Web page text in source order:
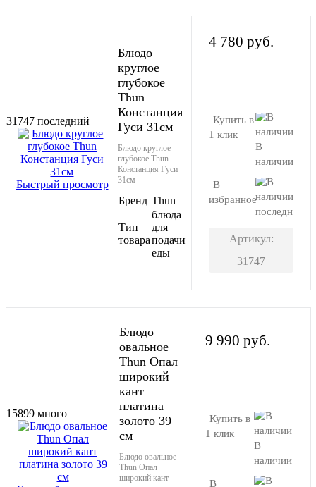
31747 последний
Быстрый просмотр
Блюдо
круглое
глубокое
Thun
Констанция
Гуси 31см
Блюдо круглое
глубокое Thun
Констанция Гуси
31см
Бренд Thun
Тип
товара
блюда
для
подачи
еды
4 780 руб.
Купить в
1 клик
В
наличии
В
избранное
последний
Артикул:
31747
15899 много
Блюдо
овальное
Thun Опал
широкий
кант
платина
золото 39
см
Блюдо овальное
Thun Опал
широкий кант
9 990 руб.
Купить в
1 клик
В
наличии
В